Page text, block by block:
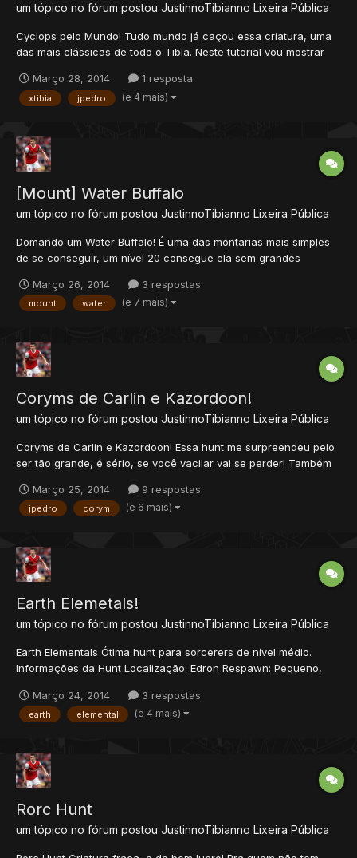
um tópico no fórum postou JustinnoTibianno Lixeira Pública
Cyclops pelo Mundo! Tudo mundo já caçou essa criatura, uma
das mais clássicas de todo o Tibia. Neste tutorial vou mostrar
famosos cyclops, são eles, Femor Hills, Forsaken Mine, Mount
Sternum, Mistrock e Cyclopolis. - Dividi o tópico em d...
Março 28, 2014 1 resposta
xtibia jpedro (e 4 mais)
[Mount] Water Buffalo
um tópico no fórum postou JustinnoTibianno Lixeira Pública
Domando um Water Buffalo! É uma das montarias mais simples
de se conseguir, um nível 20 consegue ela sem grandes
necessário para domar ele, que é o Leech Há duas formas de
conseguir um leech: -Comprando no market. -Pescan...
Março 26, 2014 3 respostas
mount water (e 7 mais)
Coryms de Carlin e Kazordoon!
um tópico no fórum postou JustinnoTibianno Lixeira Pública
Coryms de Carlin e Kazordoon! Essa hunt me surpreendeu pelo
ser tão grande, é sério, se você vacilar vai se perder! Também
Localização: Carlin e Kazordoon Respawn: Imenso, centenas de
criaturas, alguns locais lurados, outros nem tanto...
Março 25, 2014 9 respostas
jpedro corym (e 6 mais)
Earth Elemetals!
um tópico no fórum postou JustinnoTibianno Lixeira Pública
Earth Elementals Ótima hunt para sorcerers de nível médio.
Informações da Hunt Localização: Edron Respawn: Pequeno,
entrada da hunt. Não vale a pena caçar aqui com gente. Como
a cave é pequena, toma cuidado, pois não é difícil lurar 2...
Março 24, 2014 3 respostas
earth elemental (e 4 mais)
Rorc Hunt
um tópico no fórum postou JustinnoTibianno Lixeira Pública